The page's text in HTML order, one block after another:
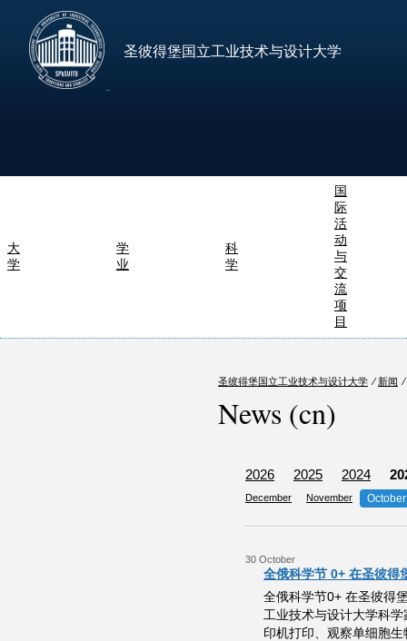
圣彼得堡国立工业技术与设计大学
大
学
学
业
科
学
国
际
活
动
与
交
流
项
目
圣彼得堡国立工业技术与设计大学 ⁄ 新闻 ⁄
News (cn)
2026 2025 2024
December November October
30 October
全俄科学节 0+ 在圣彼得
全俄科学节0+ 在圣彼得
工业技术与设计大学科
印机打印、观察单细胞